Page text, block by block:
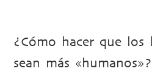
¿Cómo hacer que los
sean más